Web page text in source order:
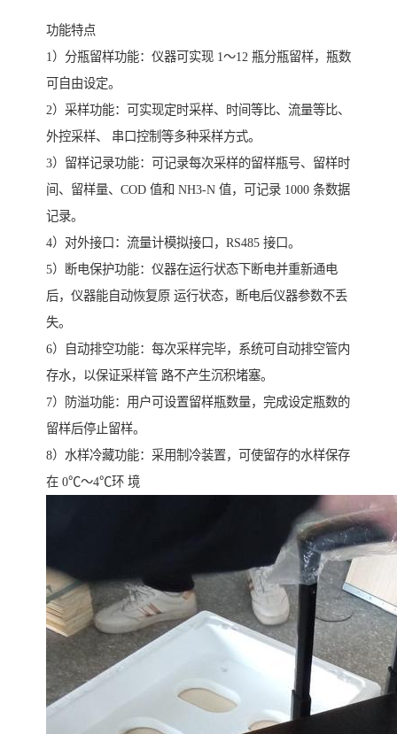
功能特点
1）分瓶留样功能：仪器可实现 1～12 瓶分瓶留样，瓶数
可自由设定。
2）采样功能：可实现定时采样、时间等比、流量等比、
外控采样、 串口控制等多种采样方式。
3）留样记录功能：可记录每次采样的留样瓶号、留样时
间、留样量、COD 值和 NH3-N 值，可记录 1000 条数据
记录。
4）对外接口：流量计模拟接口，RS485 接口。
5）断电保护功能：仪器在运行状态下断电并重新通电
后，仪器能自动恢复原 运行状态，断电后仪器参数不丢
失。
6）自动排空功能：每次采样完毕，系统可自动排空管内
存水，以保证采样管 路不产生沉积堵塞。
7）防溢功能：用户可设置留样瓶数量，完成设定瓶数的
留样后停止留样。
8）水样冷藏功能：采用制冷装置，可使留存的水样保存
在 0℃～4℃环 境